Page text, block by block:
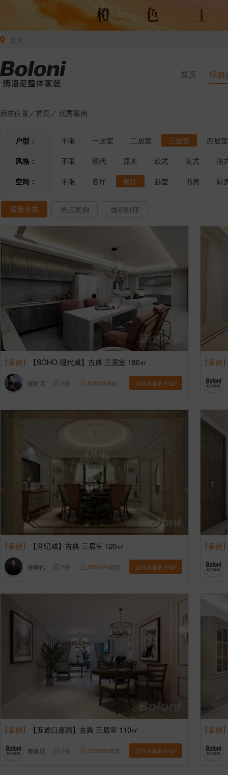
首页 经典
所在位置／首页 ／ 优秀案例
户型： 不限 一居室 二居室 三居室
四居室
风格：
不限 现代 原木 欧式 美式
法
空间：
不限 客厅 餐厅 卧室 书房 厨
最新发布 热点案例 面积排序
【案例】 【SOHO 现代城】古典 三居室 180㎡
张时月 6张 548229浏览 这样装修多少钱?
【案例
【案例】 【世纪城】古典 三居室 120㎡
张学伟- 8张 3084126浏览 这样装修多少钱?
【案例
【案例】 【五道口嘉园】古典 三居室 110㎡
博洛尼 7张 3578630浏览 这样装修多少钱?
【案例